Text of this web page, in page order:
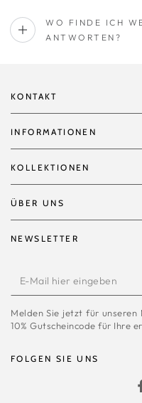
WO FINDE ICH
ANTWORTEN?
KONTAKT
INFORMATIONEN
KOLLEKTIONEN
ÜBER UNS
NEWSLETTER
E-
Mail
hier
Melden Sie jetzt für
10% Gutscheincode für Ihre
FOLGEN SIE UNS